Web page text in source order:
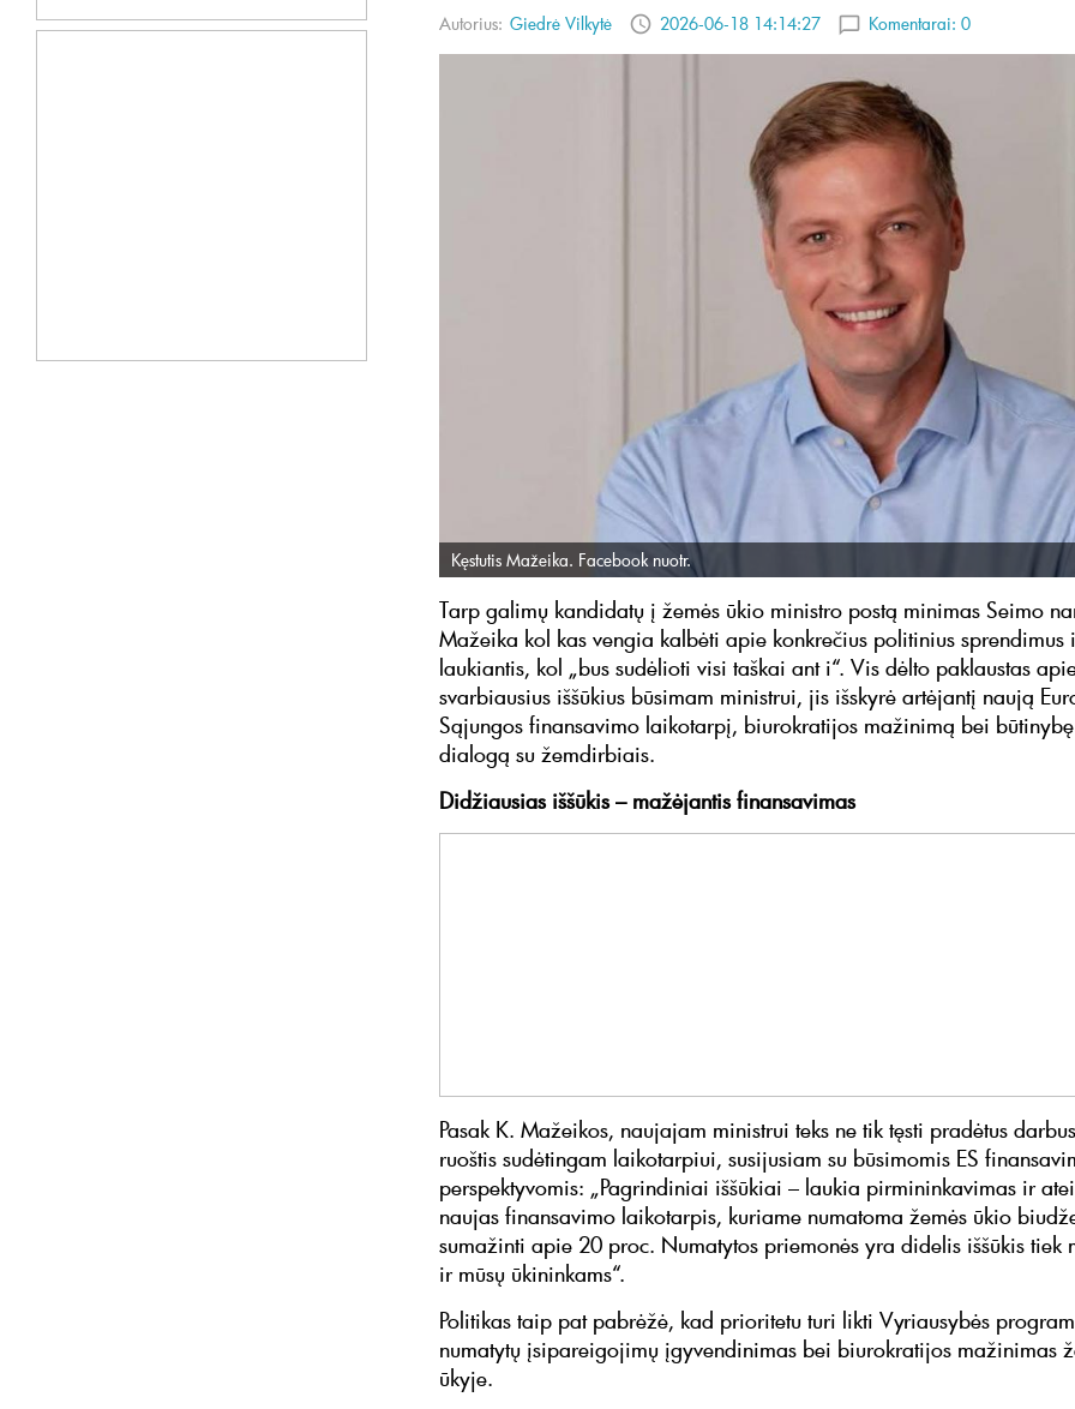
Autorius: Giedrė Vilkytė 2026-06-18 14:14:27 Komentarai: 0
Kęstutis Mažeika. Facebook nuotr.
Tarp galimų kandidatų į žemės ūkio ministro postą minimas Seimo
Mažeika kol kas vengia kalbėti apie konkrečius politinius sprendimus
laukiantis, kol „bus sudėlioti visi taškai ant i“. Vis dėlto paklaustas
svarbiausius iššūkius būsimam ministrui, jis išskyrė artėjantį naują
Sąjungos finansavimo laikotarpį, biurokratijos mažinimą bei
dialogą su žemdirbiais.
Didžiausias iššūkis – mažėjantis finansavimas
Pasak K. Mažeikos, naujajam ministrui teks ne tik tęsti pradėtus
ruoštis sudėtingam laikotarpiui, susijusiam su būsimomis ES
perspektyvomis: „Pagrindiniai iššūkiai – laukia pirmininkavimas ir
naujas finansavimo laikotarpis, kuriame numatoma žemės ūkio
sumažinti apie 20 proc. Numatytos priemonės yra didelis iššūkis tiek
ir mūsų ūkininkams“.
Politikas taip pat pabrėžė, kad prioritetu turi likti Vyriausybės
numatytų įsipareigojimų įgyvendinimas bei biurokratijos mažinimas
ūkyje.